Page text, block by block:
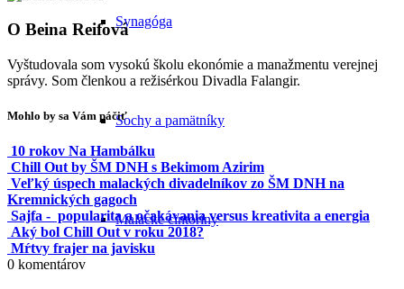
Synagóga
Sochy a pamätníky
Malacké cintoríny
O Beina Reifová
Vyštudovala som vysokú školu ekonómie a manažmentu verejnej
správy. Som členkou a režisérkou Divadla Falangir.
Mohlo by sa Vám páčiť
10 rokov Na Hambálku
Chill Out by ŠM DNH s Bekimom Azirim
Veľký úspech malackých divadelníkov zo ŠM DNH na
Kremnických gagoch
Sajfa - popularita a očakávania versus kreativita a energia
Aký bol Chill Out v roku 2018?
Mŕtvy frajer na javisku
0 komentárov